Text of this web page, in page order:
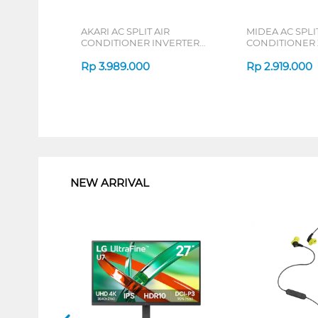
AKARI AC SPLIT AIR
CONDITIONER INVERTER
Rp 3.989.000
MIDEA AC
CONDITIONER
Rp 2.919.000
NEW ARRIVAL